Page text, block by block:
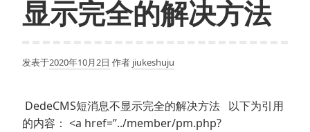
显示完全的解决方法
发表于2020年10月2日 作者 jiukeshuju
DedeCMS短消息不显示完全的解决方法 以下为引用
的内容： <a href=”../member/pm.php?